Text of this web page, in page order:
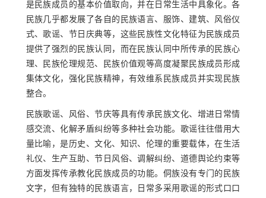
是民族成员的基本价值取向，并在日常生活中具象化。各
民族几乎都发展了各自的民族语言、服饰、建筑、风俗仪
式、歌谣、节日庆典等，这些民族性文化特征为民族成员
提供了强烈的民族认同，而在民族认同中所传承的民族心
理、民族伦理规范、民族价值观等高度凝聚民族成员形成
集体文化，强化民族精神，有效维系民族成员并实现民族
整合。
民族歌谣、风俗、节庆等具有传承民族文化、增进日常情
感交流、化解矛盾纠纷等多种社会功能。歌谣往往借用大
量比喻，是历史、文化、知识、伦理的重要载体，在生活
礼仪、生产互助、节日风俗、调解纠纷、道德舆论约束等
方面发挥传承教化民族成员的功能。侗族没有专门的民族
文字，但有独特的民族语言，日常多采用歌谣的形式口口